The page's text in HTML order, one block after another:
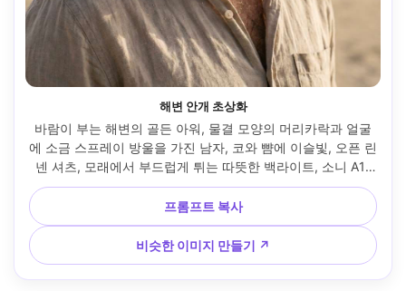
해변 안개 초상화
바람이 부는 해변의 골든 아워, 물결 모양의 머리카락과 얼굴
에 소금 스프레이 방울을 가진 남자, 코와 뺨에 이슬빛, 오픈 린
넨 셔츠, 모래에서 부드럽게 튀는 따뜻한 백라이트, 소니 A1,
85mm f/1.4, 반신 초상화, 여유로운 분위기, 현실적인 모공,
자연스러운 그림자, 미묘한 따뜻한 그레이드, 날카로운 초점 --
ar 4:5
프롬프트 복사
비슷한 이미지 만들기 ↗